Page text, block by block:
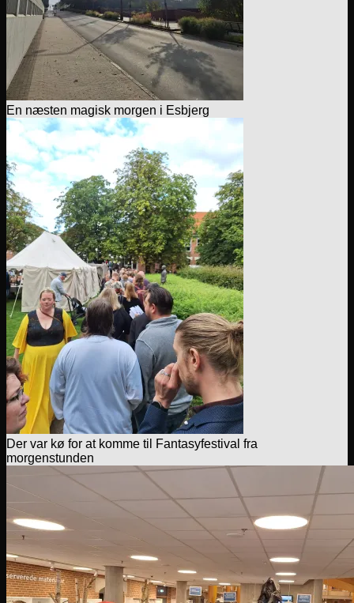
En næsten magisk morgen i Esbjerg
Der var kø for at komme til Fantasyfestival fra
morgenstunden